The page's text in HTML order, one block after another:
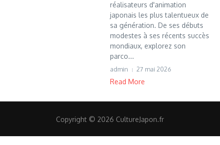
réalisateurs d'animation
japonais les plus talentueux de
sa génération. De ses débuts
modestes à ses récents succès
mondiaux, explorez son
parco...
admin 27 mai 2026
Read More